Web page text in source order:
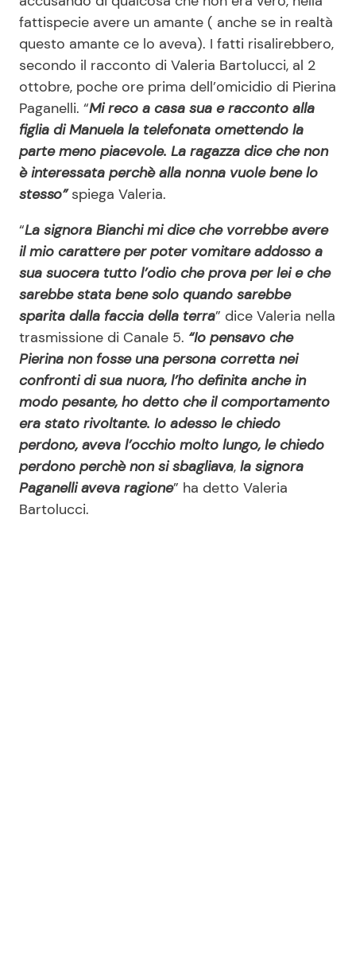
fattispecie avere un amante ( anche se in realtà
questo amante ce lo aveva). I fatti risalirebbero,
secondo il racconto di Valeria Bartolucci, al 2
ottobre, poche ore prima dell’omicidio di Pierina
Paganelli. “Mi reco a casa sua e racconto alla
figlia di Manuela la telefonata omettendo la
parte meno piacevole. La ragazza dice che non
è interessata perchè alla nonna vuole bene lo
stesso”spiega Valeria.
“La signora Bianchi mi dice che vorrebbe avere
il mio carattere per poter vomitare addosso a
sua suocera tutto l’odio che prova per lei e che
sarebbe stata bene solo quando sarebbe
sparita dalla faccia della terra” dice Valeria nella
trasmissione di Canale 5. “Io pensavo che
Pierina non fosse una persona corretta nei
confronti di sua nuora, l’ho definita anche in
modo pesante, ho detto che il comportamento
era stato rivoltante. Io adesso le chiedo
perdono, aveva l’occhio molto lungo, le chiedo
perdono perchè non si sbagliava, la signora
Paganelli aveva ragione” ha detto Valeria
Bartolucci.